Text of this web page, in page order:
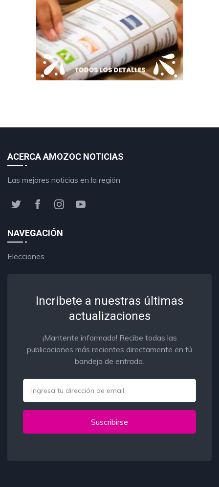
ACERCA AMOZOC NOTICIAS
Las mejores noticias en la región
NAVEGACIÓN
Elecciones
Incribete a nuestras últimas
actualizaciones
¡Mantente informado! Recibe todas las
publicaciones más recientes directamente en tú
bandeja de entrada.
Suscribirse